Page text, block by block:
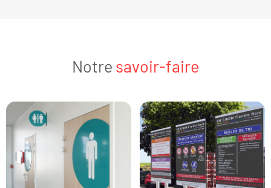
Notre savoir-faire